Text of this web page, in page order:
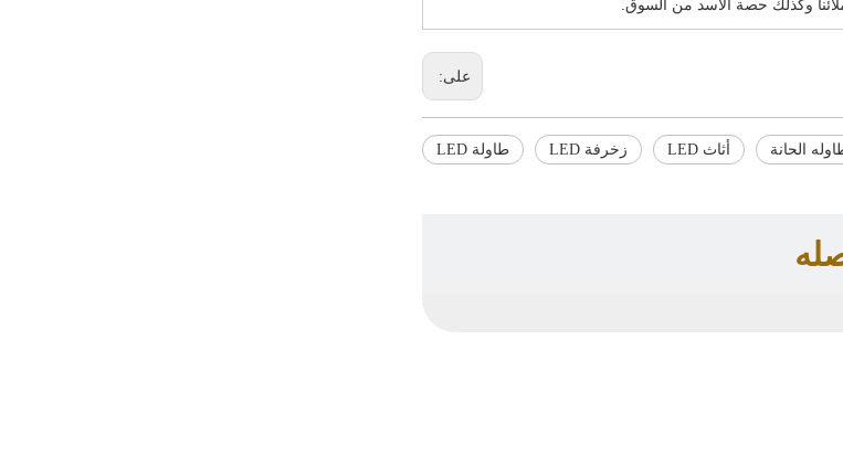
وكذلك حصة الأسد من السوق.
على:
طاولة LED زخرفة LED أثاث LED الحانة